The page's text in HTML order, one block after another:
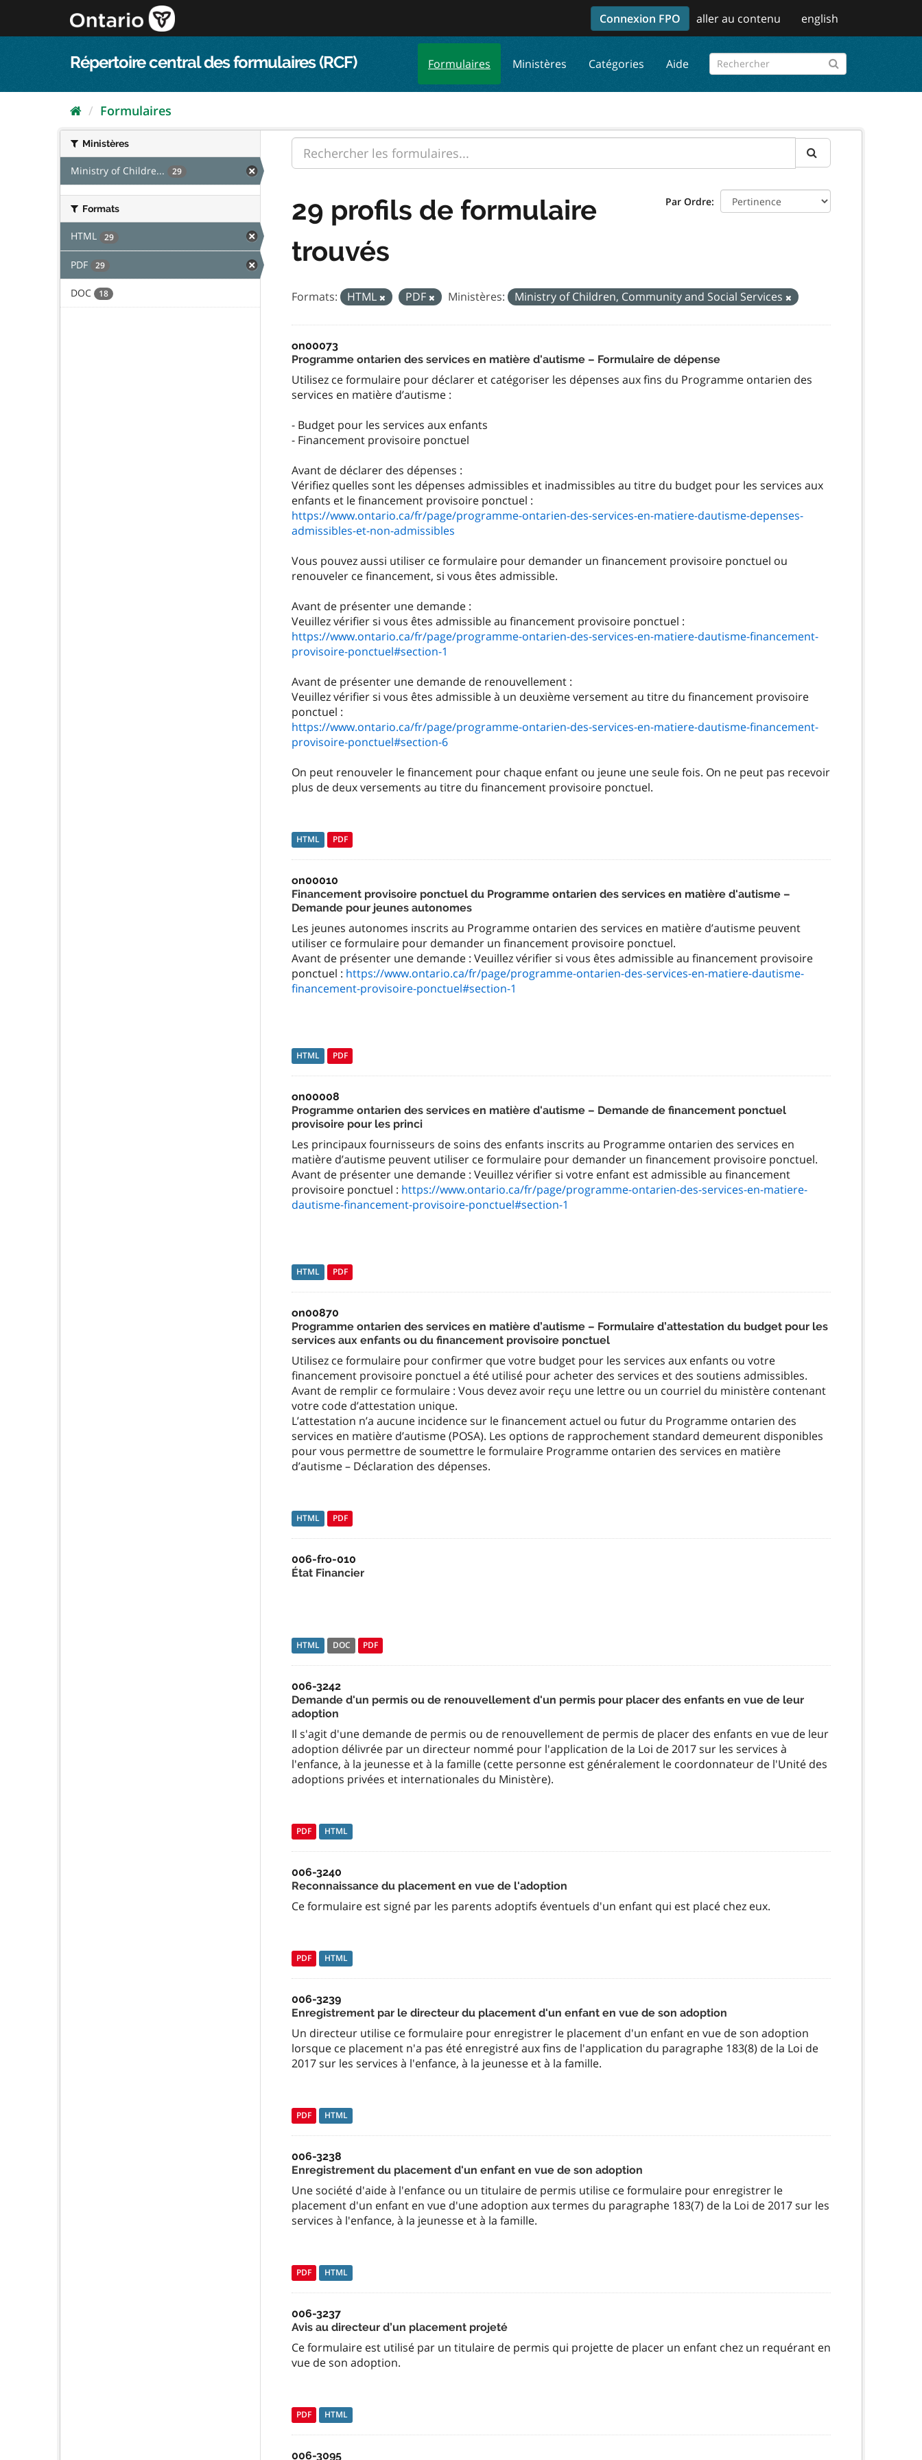
au
Connexion FPO aller au contenu english
Répertoire central des formulaires (RCF) Formulaires Ministères Catégories Aide
Formulaires
Ministères
Ministry of Childre... 29
Formats
HTML 29
PDF 29
DOC 18
Par Ordre
29 profils de formulaire
trouvés
Formats: HTML PDF Ministères: Ministry of Children, Community and Social Services
on00073
Programme ontarien des services en matière d'autisme – Formulaire de dépense
Utilisez ce formulaire pour déclarer et catégoriser les dépenses aux fins du Programme ontarien des
services en matière d’autisme :
- Budget pour les services aux enfants
- Financement provisoire ponctuel
Avant de déclarer des dépenses :
Vérifiez quelles sont les dépenses admissibles et inadmissibles au titre du budget pour les services aux
https://www.ontario.ca/fr/page/programme-ontarien-des-services-en-matiere-dautisme-depenses-
admissibles-et-non-admissibles
Vous pouvez aussi utiliser ce formulaire pour demander un financement provisoire ponctuel ou
renouveler ce financement, si vous êtes admissible.
Avant de présenter une demande :
https://www.ontario.ca/fr/page/programme-ontarien-des-services-en-matiere-dautisme-financement-
provisoire-ponctuel#section-1
Avant de présenter une demande de renouvellement :
Veuillez vérifier si vous êtes admissible à un deuxième versement au titre du financement provisoire
https://www.ontario.ca/fr/page/programme-ontarien-des-services-en-matiere-dautisme-financement-
provisoire-ponctuel#section-6
On peut renouveler le financement pour chaque enfant ou jeune une seule fois. On ne peut pas recevoir
plus de deux versements au titre du financement provisoire ponctuel.
HTML PDF
on00010
Financement provisoire ponctuel du Programme ontarien des services en matière d'autisme –
Demande pour jeunes autonomes
Les jeunes autonomes inscrits au Programme ontarien des services en matière d’autisme peuvent
utiliser ce formulaire pour demander un financement provisoire ponctuel.
Avant de présenter une demande : Veuillez vérifier si vous êtes admissible au financement provisoire
ponctuel : https://www.ontario.ca/fr/page/programme-ontarien-des-services-en-matiere-dautisme-
financement-provisoire-ponctuel#section-1
HTML PDF
on00008
Programme ontarien des services en matière d'autisme – Demande de financement ponctuel
provisoire pour les princi
Les principaux fournisseurs de soins des enfants inscrits au Programme ontarien des services en
matière d’autisme peuvent utiliser ce formulaire pour demander un financement provisoire ponctuel.
Avant de présenter une demande : Veuillez vérifier si votre enfant est admissible au financement
provisoire ponctuel : https://www.ontario.ca/fr/page/programme-ontarien-des-services-en-matiere-
dautisme-financement-provisoire-ponctuel#section-1
HTML PDF
on00870
Programme ontarien des services en matière d’autisme – Formulaire d’attestation du budget pour les
services aux enfants ou du financement provisoire ponctuel
Utilisez ce formulaire pour confirmer que votre budget pour les services aux enfants ou votre
financement provisoire ponctuel a été utilisé pour acheter des services et des soutiens admissibles.
Avant de remplir ce formulaire : Vous devez avoir reçu une lettre ou un courriel du ministère contenant
votre code d’attestation unique.
L’attestation n’a aucune incidence sur le financement actuel ou futur du Programme ontarien des
services en matière d’autisme (POSA). Les options de rapprochement standard demeurent disponibles
pour vous permettre de soumettre le formulaire Programme ontarien des services en matière
d’autisme – Déclaration des dépenses.
HTML PDF
006-fro-010
État Financier
HTML DOC PDF
006-3242
Demande d'un permis ou de renouvellement d'un permis pour placer des enfants en vue de leur
adoption
Il s'agit d'une demande de permis ou de renouvellement de permis de placer des enfants en vue de leur
adoption délivrée par un directeur nommé pour l'application de la Loi de 2017 sur les services à
l'enfance, à la jeunesse et à la famille (cette personne est généralement le coordonnateur de l'Unité des
adoptions privées et internationales du Ministère).
PDF HTML
006-3240
Reconnaissance du placement en vue de l'adoption
Ce formulaire est signé par les parents adoptifs éventuels d'un enfant qui est placé chez eux.
PDF HTML
006-3239
Enregistrement par le directeur du placement d'un enfant en vue de son adoption
Un directeur utilise ce formulaire pour enregistrer le placement d'un enfant en vue de son adoption
lorsque ce placement n'a pas été enregistré aux fins de l'application du paragraphe 183(8) de la Loi de
2017 sur les services à l'enfance, à la jeunesse et à la famille.
PDF HTML
006-3238
Enregistrement du placement d'un enfant en vue de son adoption
Une société d'aide à l'enfance ou un titulaire de permis utilise ce formulaire pour enregistrer le
placement d'un enfant en vue d'une adoption aux termes du paragraphe 183(7) de la Loi de 2017 sur les
services à l'enfance, à la jeunesse et à la famille.
PDF HTML
006-3237
Avis au directeur d’un placement projeté
Ce formulaire est utilisé par un titulaire de permis qui projette de placer un enfant chez un requérant en
vue de son adoption.
PDF HTML
006-3095